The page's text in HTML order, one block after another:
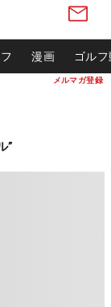
メルマガ登録
漫画 ゴル
”